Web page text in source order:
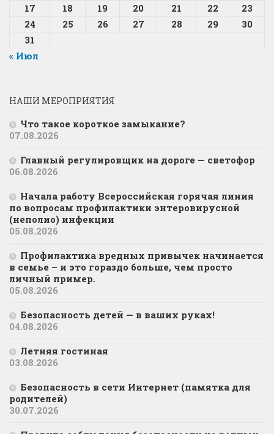
17
18 19 20 21 22
23
24
25 26 27 28 29
30
31
« Июл
НАШИ МЕРОПРИЯТИЯ
Что такое короткое замыкание?
07.08.2026
Главный регулировщик на дороге — светофор
06.08.2026
Начала работу Всероссийская горячая линия
по вопросам профилактики энтеровирусной
(неполио) инфекции
05.08.2026
Профилактика вредных привычек начинается
в семье – и это гораздо больше, чем просто
личный пример.
05.08.2026
Безопасность детей — в ваших руках!
04.08.2026
Летняя гостиная
03.08.2026
Безопасность в сети Интернет (памятка для
родителей)
30.07.2026